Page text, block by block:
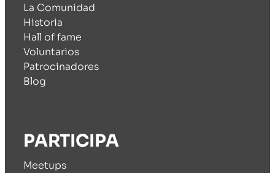
La Comunidad
Historia
Hall of fame
Voluntarios
Patrocinadores
Blog
PARTICIPA
Meetups